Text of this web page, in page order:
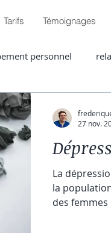
Tarifs Témoignages
personnel
La
la
des femmes
27 nov.